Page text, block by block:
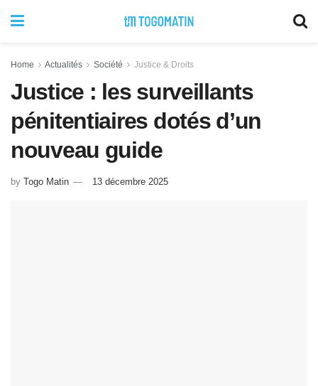
Home Actualités Société Justice & Droits
Justice : les surveillants
pénitentiaires dotés d’un
nouveau guide
by Togo Matin 13 décembre 2025